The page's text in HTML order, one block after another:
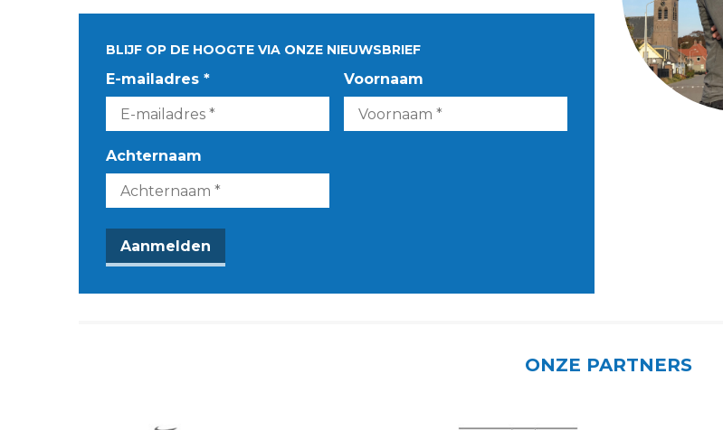
BLIJF OP DE HOOGTE VIA ONZE NIEUWSBRIEF
E-mailadres * Voornaam
Achternaam
ONZE PARTNERS